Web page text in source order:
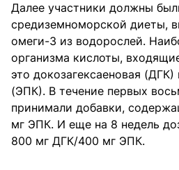
Далее участники должны
средиземноморской диеты,
омеги-3 из водорослей.
организма кислоты,
это докозагексаеновая (ДГК)
(ЭПК). В течение первых
принимали добавки,
мг ЭПК. И еще на 8 недель
800 мг ДГК/400 мг ЭПК.